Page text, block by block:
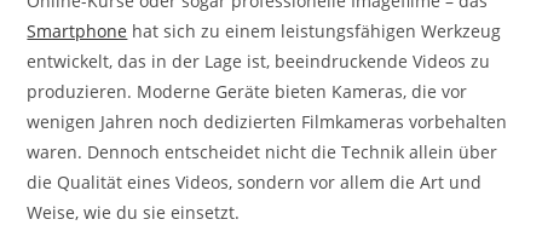
Smartphone hat sich zu einem leistungsfähigen Werkzeug
entwickelt, das in der Lage ist, beeindruckende Videos zu
produzieren. Moderne Geräte bieten Kameras, die vor
wenigen Jahren noch dedizierten Filmkameras vorbehalten
waren. Dennoch entscheidet nicht die Technik allein über
die Qualität eines Videos, sondern vor allem die Art und
Weise, wie du sie einsetzt.